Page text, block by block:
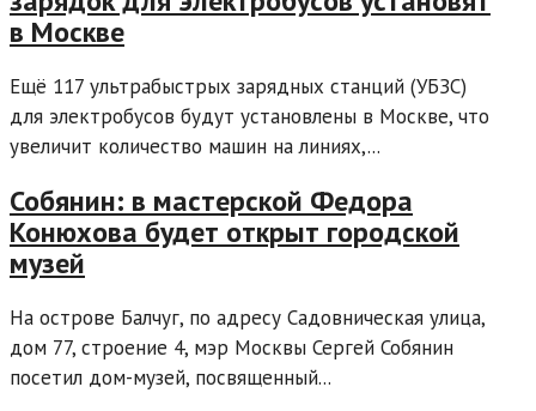
в Москве
Ещё 117 ультрабыстрых зарядных станций (УБЗС)
для электробусов будут установлены в Москве, что
увеличит количество машин на линиях,...
Собянин: в мастерской Федора
Конюхова будет открыт городской
музей
На острове Балчуг, по адресу Садовническая улица,
дом 77, строение 4, мэр Москвы Сергей Собянин
посетил дом-музей, посвященный...